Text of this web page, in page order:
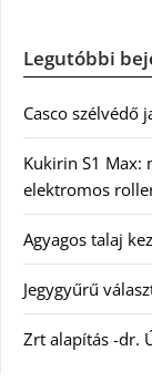
Legutóbbi
Casco szélvédő
Kukirin S1 Max:
elektromos
Agyagos talaj
Jegygyűrű
Zrt alapítás -dr.